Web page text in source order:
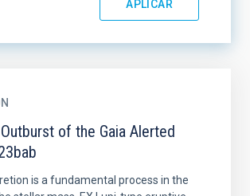
of the Gaia Alerted
is a fundamental process in the